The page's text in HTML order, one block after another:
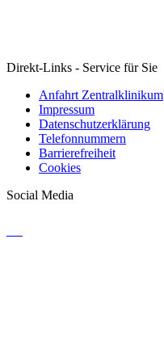
Direkt-Links - Service für Sie
Anfahrt Zentralklinikum
Impressum
Datenschutzerklärung
Telefonnummern
Barrierefreiheit
Cookies
Social Media